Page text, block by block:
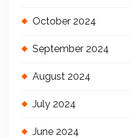
October 2024
September 2024
August 2024
July 2024
June 2024